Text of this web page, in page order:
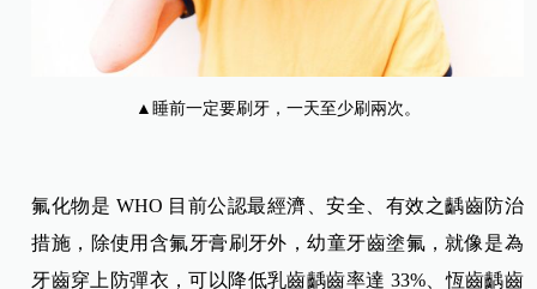
▲睡前一定要刷牙，一天至少刷兩次。
氟化物是 WHO 目前公認最經濟、安全、有效之齲齒防治
措施，除使用含氟牙膏刷牙外，幼童牙齒塗氟，就像是為
牙齒穿上防彈衣，可以降低乳齒齲齒率達 33%、恆齒齲齒